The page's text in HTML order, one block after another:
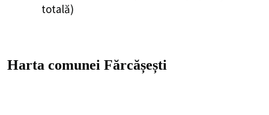
totală)
Harta comunei Fărcășești